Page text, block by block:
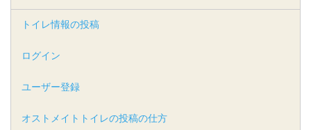
トイレ情報の投稿
ログイン
ユーザー登録
オストメイトトイレの投稿の仕方